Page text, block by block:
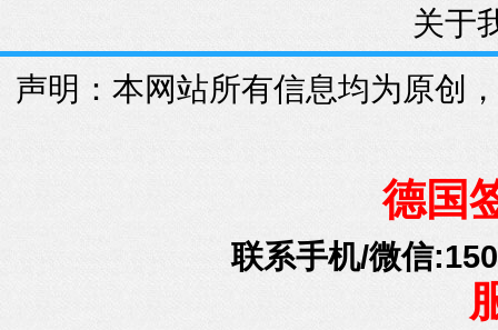
关于
声明：本网站所有信息均为原创，
德国
联系手机/微信